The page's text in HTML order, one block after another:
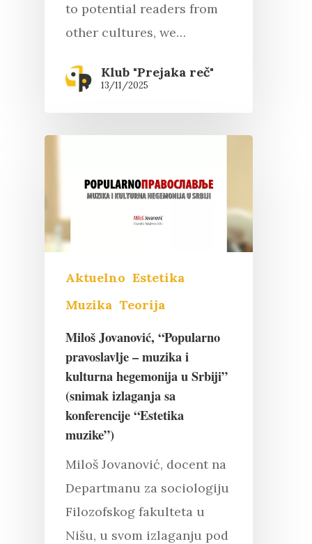
to potential readers from
other cultures, we…
Klub "Prejaka reč"
13/11/2025
Aktuelno Estetika
Muzika Teorija
Miloš Jovanović, “Popularno
pravoslavlje – muzika i
kulturna hegemonija u Srbiji”
(snimak izlaganja sa
konferencije “Estetika
muzike”)
Miloš Jovanović, docent na
Departmanu za sociologiju
Filozofskog fakulteta u
Nišu, u svom izlaganju pod